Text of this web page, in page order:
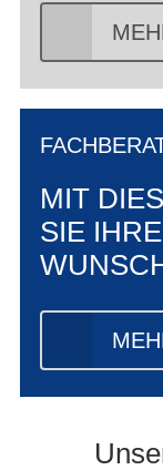
MIT
SIE